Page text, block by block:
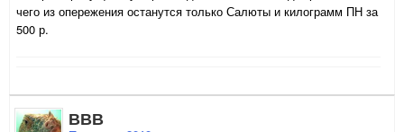
чего из опережения останутся только Салюты и килограмм ПН за
500 р.
ВВВ